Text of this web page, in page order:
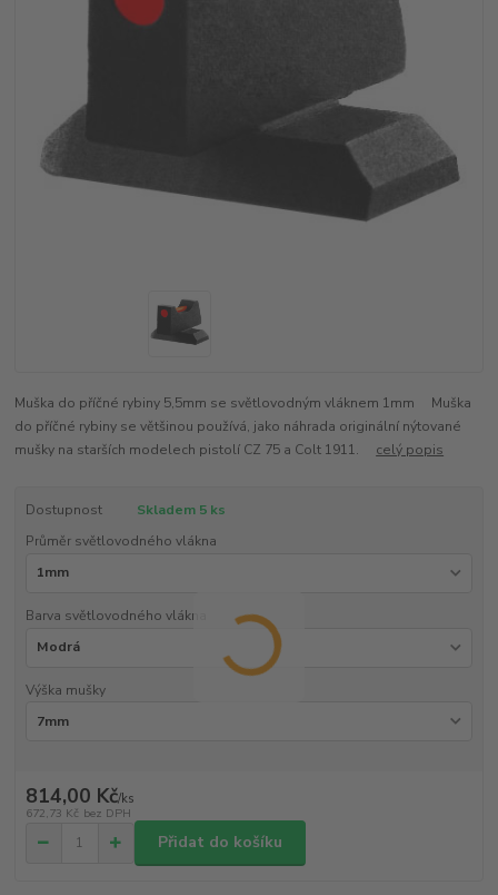
Muška do příčné rybiny 5,5mm se světlovodným vláknem 1mm Muška
do příčné rybiny se většinou používá, jako náhrada originální nýtované
mušky na starších modelech pistolí CZ 75 a Colt 1911. celý popis
Dostupnost
Skladem 5 ks
Průměr světlovodného vlákna
Barva světlovodného vlákna
Výška mušky
814,00 Kč/ks
672,73 Kč bez DPH
Přidat do košíku